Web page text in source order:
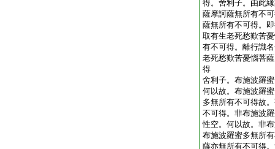
得。舍利子。由此
薩摩訶薩無所有不
薩無所有不可得。
取有生老死愁歎苦
有不可得。離行識
老死愁歎苦憂惱菩
得
舍利子。布施波羅
何以故。布施波羅
多無所有不可得故
不可得。非布施波
性空。何以故。非
布施波羅蜜多無所
薩亦無所有不可得